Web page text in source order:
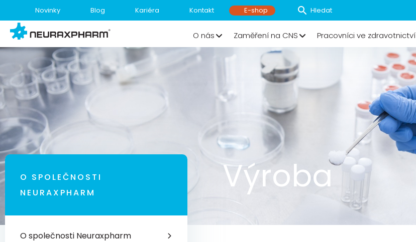
Novinky Blog Kariéra Kontakt E-shop
O nás Zaměření na CNS Pracovníci ve zdravotnictví
Výroba
O SPOLEČNOSTI
NEURAXPHARM
O společnosti Neuraxpharm